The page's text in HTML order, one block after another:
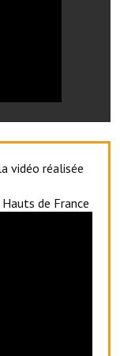
vidéo réalisée
de France